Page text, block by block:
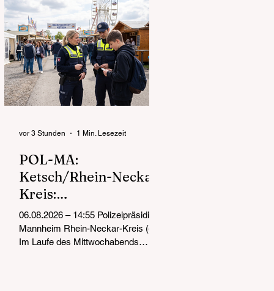
POL-MA:
Ketsch/Rhein-Neckar-
Kreis:
Jugendschutzkontrolle
n auf dem
Backfischfest
06.08.2026 – 14:55 Polizeipräsidium
Mannheim Rhein-Neckar-Kreis (ots)
Im Laufe des Mittwochabends
vor 3 Stunden 1 Min. Lesezeit